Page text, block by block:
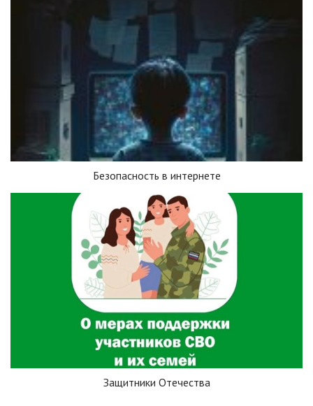
Безопасность в интернете
Защитники Отечества